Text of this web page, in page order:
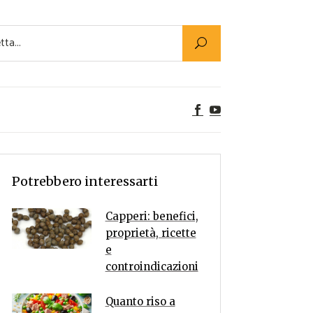
Utility
Alimenti
Rumors
Potrebbero interessarti
Capperi: benefici,
proprietà, ricette
e
controindicazioni
Quanto riso a